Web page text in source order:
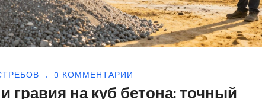
0 КОММЕНТАРИИ
гравия на куб бетона: точный